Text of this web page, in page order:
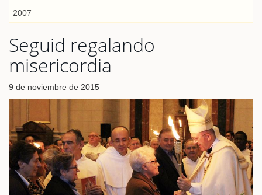
2007
Seguid regalando
misericordia
9 de noviembre de 2015